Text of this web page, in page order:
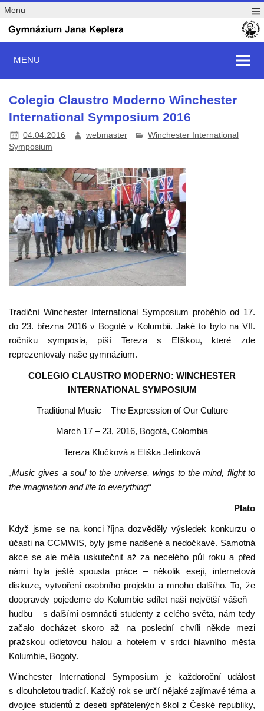
Menu
MENU
Colegio Claustro Moderno Winchester
International Symposium 2016
04.04.2016 webmaster
Winchester International
Symposium
Tradiční Winchester International Symposium proběhlo od 17.
do 23. března 2016 v Bogotě v Kolumbii. Jaké to bylo na VII.
ročníku symposia, píší Tereza s Eliškou, které zde
reprezentovaly naše gymnázium.
COLEGIO CLAUSTRO MODERNO: WINCHESTER
INTERNATIONAL SYMPOSIUM
Traditional Music – The Expression of Our Culture
March 17 – 23, 2016, Bogotá, Colombia
Tereza Klučková a Eliška Jelínková
„Music gives a soul to the universe, wings to the mind, flight to
the imagination and life to everything“
Plato
Když jsme se na konci října dozvěděly výsledek konkurzu o
účasti na CCMWIS, byly jsme nadšené a nedočkavé. Samotná
akce se ale měla uskutečnit až za necelého půl roku a před
námi byla ještě spousta práce – několik esejí, internetová
diskuze, vytvoření osobního projektu a mnoho dalšího. To, že
doopravdy pojedeme do Kolumbie sdílet naši největší vášeň –
hudbu – s dalšími osmnácti studenty z celého světa, nám tedy
začalo docházet skoro až na poslední chvíli někde mezi
pražskou odletovou halou a hotelem v srdci hlavního města
Kolumbie, Bogoty.
Winchester International Symposium je každoroční událost
s dlouholetou tradicí. Každý rok se určí nějaké zajímavé téma a
dvojice studentů z deseti spřátelených škol z České republiky,